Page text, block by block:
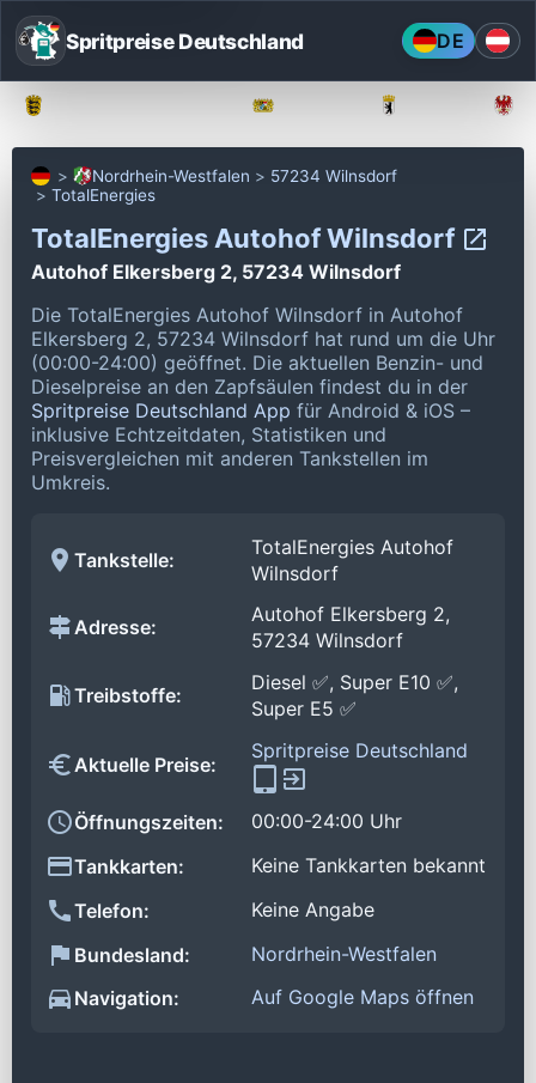
Spritpreise Deutschland DE
Nordrhein-Westfalen
57234 Wilnsdorf
TotalEnergies
TotalEnergies Autohof Wilnsdorf
Autohof Elkersberg 2, 57234 Wilnsdorf
Die TotalEnergies Autohof Wilnsdorf in Autohof
Elkersberg 2, 57234 Wilnsdorf hat rund um die Uhr
(00:00-24:00) geöffnet. Die aktuellen Benzin- und
Dieselpreise an den Zapfsäulen findest du in der
Spritpreise Deutschland App für Android & iOS –
inklusive Echtzeitdaten, Statistiken und
Preisvergleichen mit anderen Tankstellen im
Umkreis.
Tankstelle:
TotalEnergies Autohof
Wilnsdorf
Adresse:
Autohof Elkersberg 2,
57234 Wilnsdorf
Treibstoffe:
Diesel ✅, Super E10 ✅,
Super E5 ✅
Aktuelle Preise:
Spritpreise Deutschland
Öffnungszeiten:
00:00-24:00 Uhr
Tankkarten:
Keine Tankkarten bekannt
Telefon:
Keine Angabe
Bundesland:
Nordrhein-Westfalen
Navigation:
Auf Google Maps öffnen